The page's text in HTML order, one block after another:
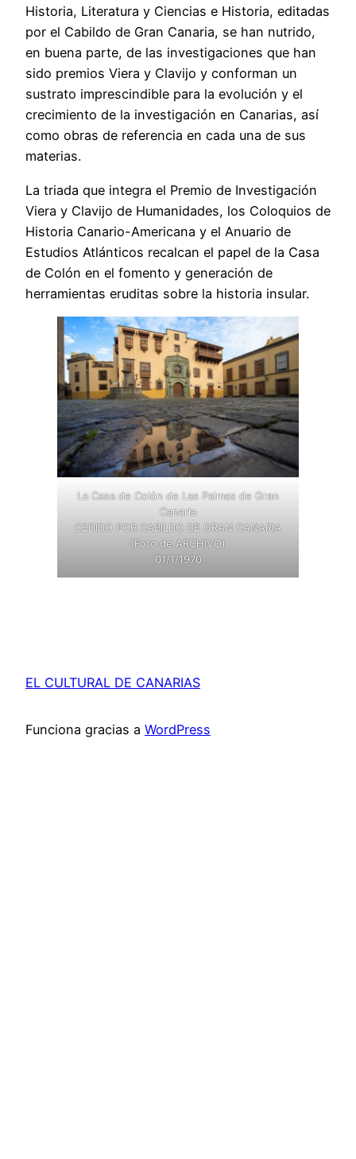
Historia, Literatura y Ciencias e Historia, editadas
por el Cabildo de Gran Canaria, se han nutrido,
en buena parte, de las investigaciones que han
sido premios Viera y Clavijo y conforman un
sustrato imprescindible para la evolución y el
crecimiento de la investigación en Canarias, así
como obras de referencia en cada una de sus
materias.
La triada que integra el Premio de Investigación
Viera y Clavijo de Humanidades, los Coloquios de
Historia Canario-Americana y el Anuario de
Estudios Atlánticos recalcan el papel de la Casa
de Colón en el fomento y generación de
herramientas eruditas sobre la historia insular.
La Casa de Colón de Las Palmas de Gran
Canaria
CEDIDO POR CABILDO DE GRAN CANARIA
(Foto de ARCHIVO)
01/1/1970
EL CULTURAL DE CANARIAS
Funciona gracias a WordPress